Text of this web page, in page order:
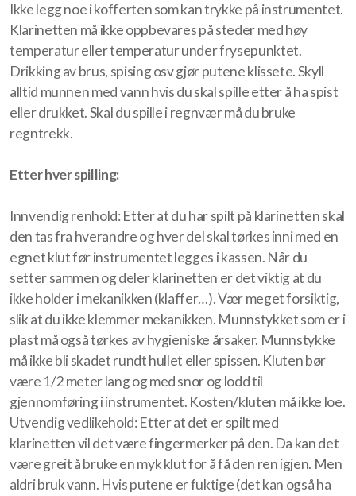
Ikke legg noe i kofferten som kan trykke på instrumentet.
Klarinetten må ikke oppbevares på steder med høy
temperatur eller temperatur under frysepunktet.
Drikking av brus, spising osv gjør putene klissete. Skyll
alltid munnen med vann hvis du skal spille etter å ha spist
eller drukket. Skal du spille i regnvær må du bruke
regntrekk.
Etter hver spilling:
Innvendig renhold: Etter at du har spilt på klarinetten skal
den tas fra hverandre og hver del skal tørkes inni med en
egnet klut før instrumentet legges i kassen. Når du
setter sammen og deler klarinetten er det viktig at du
ikke holder i mekanikken (klaffer…). Vær meget forsiktig,
slik at du ikke klemmer mekanikken. Munnstykket som er i
plast må også tørkes av hygieniske årsaker. Munnstykke
må ikke bli skadet rundt hullet eller spissen. Kluten bør
være 1/2 meter lang og med snor og lodd til
gjennomføring i instrumentet. Kosten/kluten må ikke loe.
Utvendig vedlikehold: Etter at det er spilt med
klarinetten vil det være fingermerker på den. Da kan det
være greit å bruke en myk klut for å få den ren igjen. Men
aldri bruk vann. Hvis putene er fuktige (det kan også ha
Styret
Komiteer
Øvingstider